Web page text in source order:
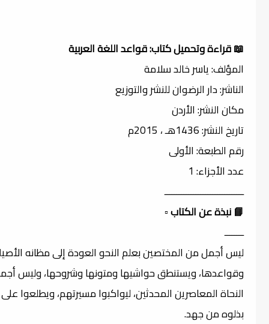
📖 قراءة وتحميل كتاب: قواعد اللغة العربية
المؤلف: ياسر خالد سلامة
الناشر: دار الرضوان للنشر والتوزيع
مكان النشر: الأردن
تاريخ النشر: 1436هـ ، 2015م
رقم الطبعة: الأولى
عدد الأجزاء: 1
ـــــــــــــــــــــــــــــــــ
📘 نبذة عن الكتاب▫️
ــــــــ
ليس أجمل من المختصين بعلم النحو العودة إلى مظانه
وقواعدها، ويستنطق حواشيها ومتونها وشروحها، وليس
النحاة المعاصرين المحدثين، ليواكبوا مسيرتهم، ويطلعوا
بذلوه من جهد.